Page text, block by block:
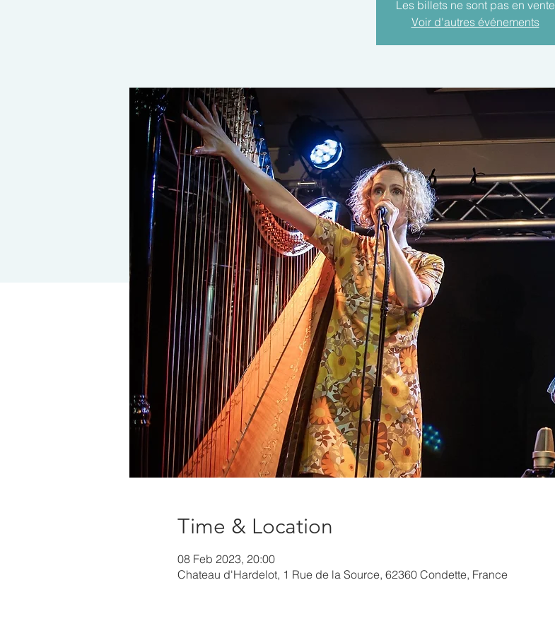
Les billets ne sont pas en vente
Voir d'autres événements
Time & Location
08 Feb 2023, 20:00
Chateau d'Hardelot, 1 Rue de la Source, 62360 Condette, France